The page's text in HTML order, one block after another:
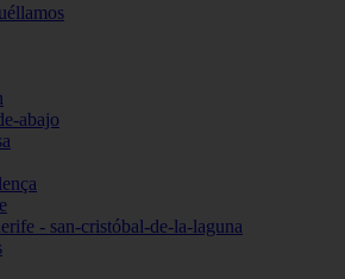
abajo
- san-cristóbal-de-la-laguna